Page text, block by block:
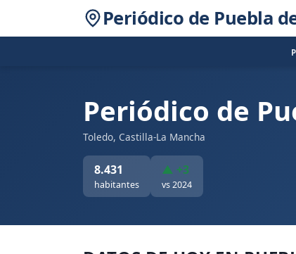
Periódico de Puebla
Periódico de
Toledo, Castilla-La Mancha
8.431
habitantes
▲ +3
vs 2024